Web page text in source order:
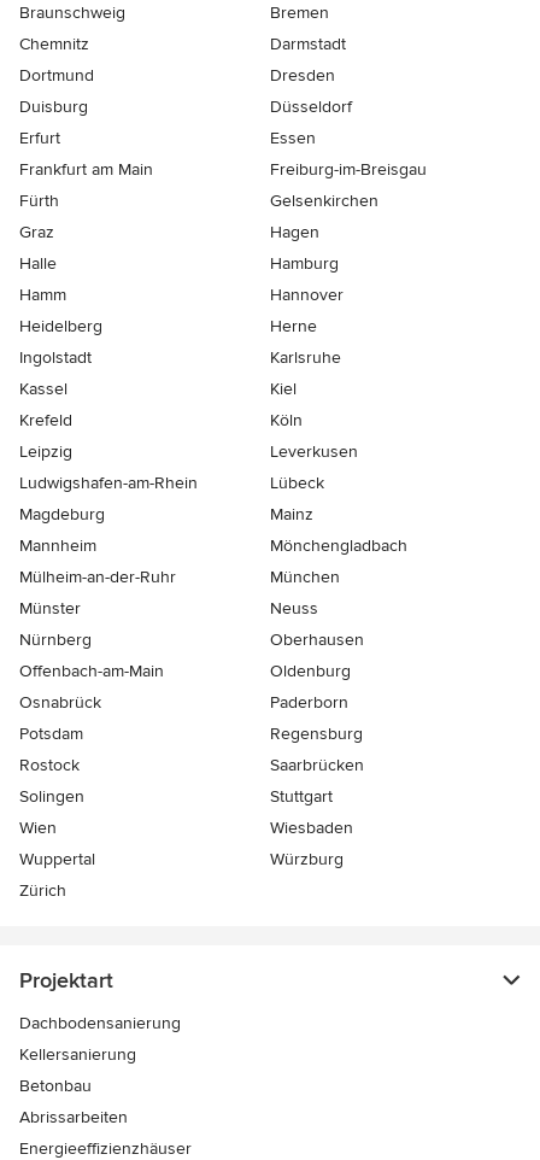
Braunschweig
Bremen
Chemnitz
Darmstadt
Dortmund
Dresden
Duisburg
Düsseldorf
Erfurt
Essen
Frankfurt am Main
Freiburg-im-Breisgau
Fürth
Gelsenkirchen
Graz
Hagen
Halle
Hamburg
Hamm
Hannover
Heidelberg
Herne
Ingolstadt
Karlsruhe
Kassel
Kiel
Krefeld
Köln
Leipzig
Leverkusen
Ludwigshafen-am-Rhein
Lübeck
Magdeburg
Mainz
Mannheim
Mönchen­gladbach
Mülheim-an-der-Ruhr
München
Münster
Neuss
Nürnberg
Oberhausen
Offenbach-am-Main
Oldenburg
Osnabrück
Paderborn
Potsdam
Regensburg
Rostock
Saarbrücken
Solingen
Stuttgart
Wien
Wiesbaden
Wuppertal
Würzburg
Zürich
Projektart
Dachbodensanierung
Kellersanierung
Betonbau
Abrissarbeiten
Energieeffizienzhäuser